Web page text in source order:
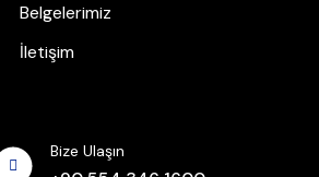
Belgelerimiz
İletişim
Bize Ulaşın